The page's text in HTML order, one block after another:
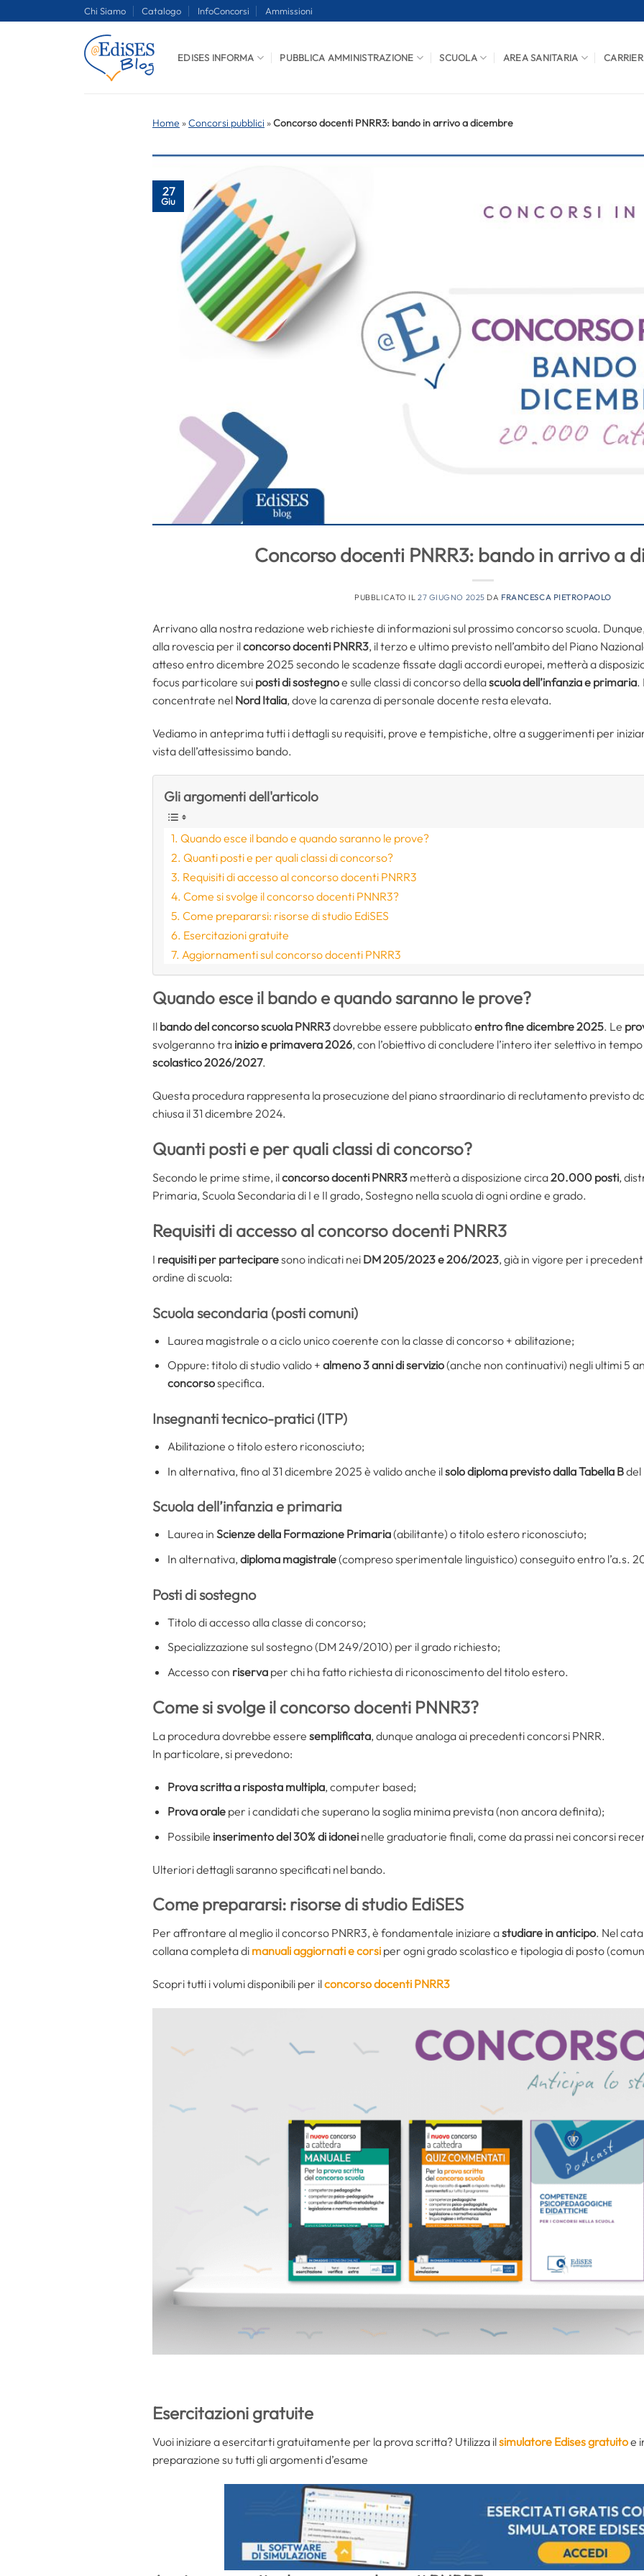
Chi Siamo Catalogo InfoConcorsi Ammissioni
EDISES INFORMA PUBBLICA AMMINISTRAZIONE SCUOLA AREA SANITARIA
Home »Concorsi pubblici »Concorso docenti PNRR3: bando in arrivo a dicembre
27
Giu
Concorso docenti PNRR3: bando in arrivo a
PUBBLICATO IL 27 GIUGNO 2025 DA FRANCESCA PIETROPAOLO
Arrivano alla nostra redazione web richieste di informazioni sul prossimo concorso scuola.
alla rovescia per ilconcorso docenti PNRR3, il terzo e ultimo previsto nell’ambito del Piano
atteso entro dicembre 2025 secondo le scadenze fissate dagli accordi europei, metterà a
focus particolare sui posti di sostegnoe sulle classi di concorso dellascuola dell’infanzia e primaria.
concentrate nel Nord Italia, dove la carenza di personale docente resta elevata.
Vediamo in anteprima tutti i dettagli su requisiti, prove e tempistiche, oltre a suggerimenti per
vista dell’attesissimo bando.
Gli argomenti dell'articolo
Quando esce il bando e quando saranno le prove?
Quanti posti e per quali classi di concorso?
Requisiti di accesso al concorso docenti PNRR3
Come si svolge il concorso docenti PNNR3?
Come prepararsi: risorse di studio EdiSES
Esercitazioni gratuite
Aggiornamenti sul concorso docenti PNRR3
Quando esce il bando e quando saranno le prove?
Il bando del concorso scuola PNRR3dovrebbe essere pubblicatoentro fine dicembre 2025. Le
svolgeranno tra inizio e primavera 2026, con l’obiettivo di concludere l’intero iter selettivo in
scolastico 2026/2027.
Questa procedura rappresenta la prosecuzione del piano straordinario di reclutamento previsto
chiusa il 31 dicembre 2024.
Quanti posti e per quali classi di concorso?
Secondo le prime stime, ilconcorso docenti PNRR3 metterà a disposizione circa20.000 posti,
Primaria, Scuola Secondaria di I e II grado, Sostegno nella scuola di ogni ordine e grado.
Requisiti di accesso al concorso docenti PNRR3
I requisiti per parteciparesono indicati nei DM 205/2023 e 206/2023, già in vigore per i
ordine di scuola:
Scuola secondaria (posti comuni)
Laurea magistrale o a ciclo unico coerente con la classe di concorso + abilitazione;
Oppure: titolo di studio valido + almeno 3 anni di servizio(anche non continuativi) negli ultimi 5
concorsospecifica.
Insegnanti tecnico-pratici (ITP)
Abilitazione o titolo estero riconosciuto;
In alternativa, fino al 31 dicembre 2025 è valido anche ilsolo diploma previsto dalla Tabella Bdel
Scuola dell’infanzia e primaria
Laurea in Scienze della Formazione Primaria(abilitante) o titolo estero riconosciuto;
In alternativa,diploma magistrale(compreso sperimentale linguistico) conseguito entro l’a.s.
Posti di sostegno
Titolo di accesso alla classe di concorso;
Specializzazione sul sostegno (DM 249/2010) per il grado richiesto;
Accesso con riservaper chi ha fatto richiesta di riconoscimento del titolo estero.
Come si svolge il concorso docenti PNNR3?
La procedura dovrebbe essere semplificata, dunque analoga ai precedenti concorsi PNRR.
In particolare, si prevedono:
Prova scritta a risposta multipla, computer based;
Prova oraleper i candidati che superano la soglia minima prevista (non ancora definita);
Possibile inserimento del 30% di idoneinelle graduatorie finali, come da prassi nei concorsi
Ulteriori dettagli saranno specificati nel bando.
Come prepararsi: risorse di studio EdiSES
Per affrontare al meglio il concorso PNRR3, è fondamentale iniziare astudiare in anticipo. Nel
collana completa di manuali aggiornati e corsi per ogni grado scolastico e tipologia di posto
Scopri tutti i volumi disponibili per ilconcorso docenti PNRR3
Esercitazioni gratuite
Vuoi iniziare a esercitarti gratuitamente per la prova scritta? Utilizza ilsimulatore Edises gratuitoe
preparazione su tutti gli argomenti d’esame